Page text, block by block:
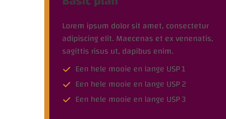
Lorem ipsum dolor sit amet, consectetur
adipiscing elit. Maecenas et ex venenatis,
sagittis risus ut, dapibus enim.
Een hele mooie en lange USP 1
Een hele mooie en lange USP 2
Een hele mooie en lange USP 3